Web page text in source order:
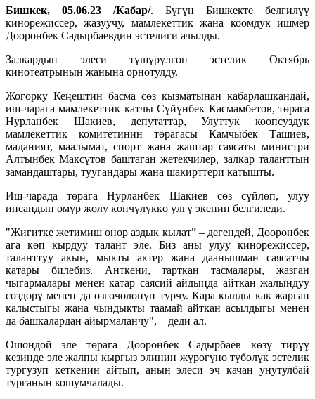
Бишкек, 05.06.23 /Кабар/. Бүгүн Бишкекте белгилүү
кинорежиссер, жазуучу, мамлекеттик жана коомдук ишмер
Дооронбек Садырбаевдин эстелиги ачылды.
Залкардын элеси түшүрүлгөн эстелик Октябрь
кинотеатрынын жанына орнотулду.
Жогорку Кеңештин басма сөз кызматынан кабарлашкандай,
иш-чарага мамлекеттик катчы Сүйүнбек Касмамбетов, төрага
Нурланбек Шакиев, депутаттар, Улуттук коопсуздук
мамлекеттик комитетинин төрагасы Камчыбек Ташиев,
маданият, маалымат, спорт жана жаштар саясаты министри
Алтынбек Максүтов баштаган жетекчилер, залкар таланттын
замандаштары, туугандары жана шакирттери катышты.
Иш-чарада төрага Нурланбек Шакиев сөз сүйлөп, улуу
инсандын өмүр жолу көпчүлүккө үлгү экенин белгиледи.
"Жигитке жетимиш өнөр аздык кылат” – дегендей, Дооронбек
ага көп кырдуу талант эле. Биз аны улуу кинорежиссер,
таланттуу акын, мыкты актер жана даанышман саясатчы
катары билебиз. Анткени, тарткан тасмалары, жазган
чыгармалары менен катар саясий айдыңда айткан жалындуу
сөздөрү менен да өзгөчөлөнүп турчу. Кара кылды как жарган
калыстыгы жана чындыкты таамай айткан асылдыгы менен
да башкалардан айырмаланчу", – деди ал.
Ошондой эле төрага Дооронбек Садырбаев көзү тирүү
кезинде эле жалпы кыргыз элинин жүрөгүнө түбөлүк эстелик
тургузуп кеткенин айтып, анын элеси эч качан унутулбай
турганын кошумчалады.